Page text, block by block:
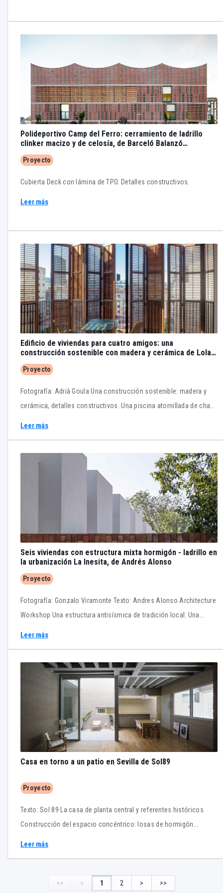
Polideportivo Camp del Ferro: cerramiento de ladrillo
clinker macizo y de celosía, de Barceló Balanzó
Arquitectes, AIA y Gustau Gili Galfetti
Proyecto
Cubierta Deck con lámina de TPO. Detalles constructivos.
Leer más
Edificio de viviendas para cuatro amigos: una
construcción sostenible con madera y cerámica de Lola
Domènech & Lussi+Partner
Proyecto
Fotografía: Adrià Goula Una construcción sostenible: madera y
cerámica, detalles constructivos. Una piscina atornillada de chapa
Leer más
Seis viviendas con estructura mixta hormigón - ladrillo en
la urbanización La Inesita, de Andrés Alonso
Proyecto
Fotografía: Gonzalo Viramonte Texto: Andres Alonso Architecture
Workshop Una estructura antisísmica de tradición local: Una
Leer más
Casa en torno a un patio en Sevilla de Sol89
Proyecto
Texto: Sol 89 La casa de planta central y referentes históricos.
Construcción del espacio concéntrico: losas de hormigón
Leer más
<< < 1 2 > >>